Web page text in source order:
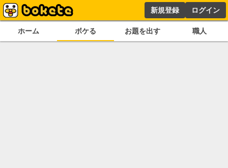
新規登録 ログイン
ホーム ボケる お題を出す 職人